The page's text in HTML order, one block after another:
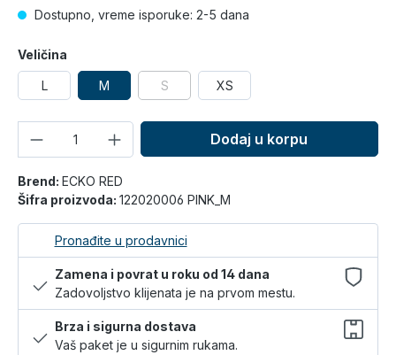
Dostupno, vreme isporuke: 2-5 dana
Veličina
L M S XS
Dodaj u korpu
Brend: ECKO RED
Šifra proizvoda: 122020006 PINK_M
Pronađite u prodavnici
Zamena i povrat u roku od 14 dana
Zadovoljstvo klijenata je na prvom mestu.
Brza i sigurna dostava
Vaš paket je u sigurnim rukama.